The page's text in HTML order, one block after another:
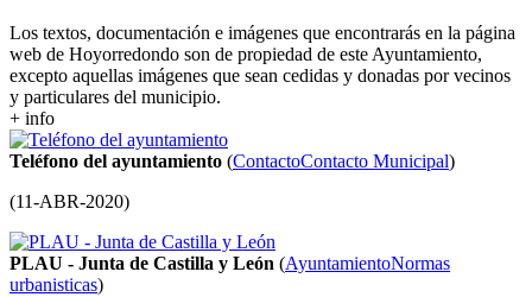
Los textos, documentación e imágenes que encontrarás en la página
web de Hoyorredondo son de propiedad de este Ayuntamiento,
excepto aquellas imágenes que sean cedidas y donadas por vecinos
y particulares del municipio.
+ info
Teléfono del ayuntamiento (ContactoContacto Municipal)
(11-ABR-2020)
PLAU - Junta de Castilla y León (AyuntamientoNormas
urbanisticas)